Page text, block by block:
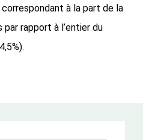
à la part de la
rapport à l’entier du